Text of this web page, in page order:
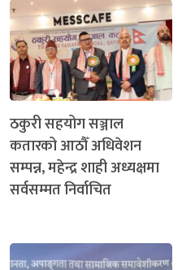
ठकुरी सहयोग सञ्जाल
कतारको आठौँ अधिवेशन
सम्पन्न, महेन्द्र शाही अध्यक्षमा
सर्वसम्मत निर्वाचित